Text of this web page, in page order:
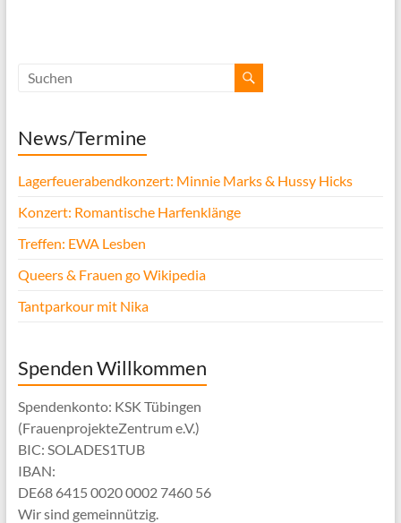
News/Termine
Lagerfeuerabendkonzert: Minnie Marks & Hussy Hicks
Konzert: Romantische Harfenklänge
Treffen: EWA Lesben
Queers & Frauen go Wikipedia
Tantparkour mit Nika
Spenden Willkommen
Spendenkonto: KSK Tübingen
(FrauenprojekteZentrum e.V.)
BIC: SOLADES1TUB
IBAN:
DE68 6415 0020 0002 7460 56
Wir sind gemeinnützig.